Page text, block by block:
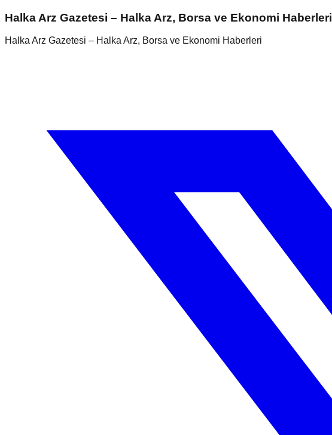
Halka Arz Gazetesi – Halka Arz, Borsa ve Ekonomi Haberleri
Halka Arz Gazetesi – Halka Arz, Borsa ve Ekonomi Haberleri